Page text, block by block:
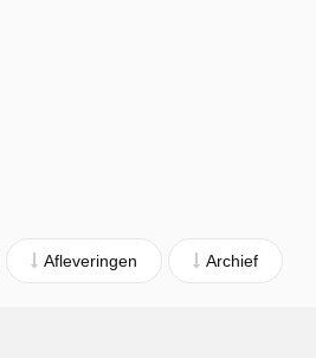
Afleveringen Archief